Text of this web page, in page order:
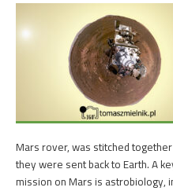
Mars rover, was stitched
they were sent back to Earth. A
mission on Mars is astrobiology,